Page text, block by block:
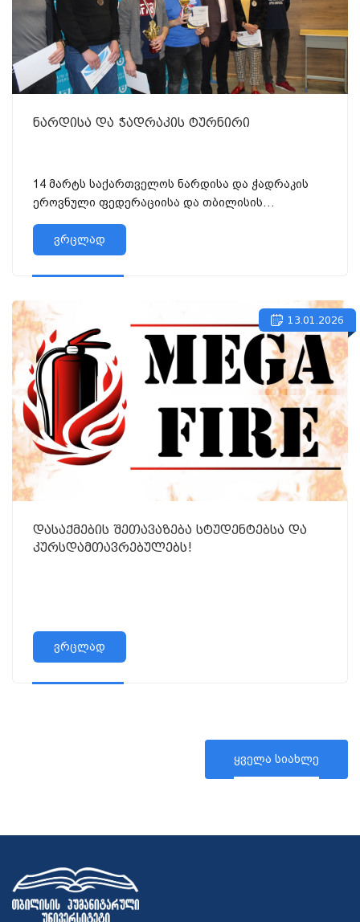
ნარდისა და ჭადრაკის ტურნირი
14 მარტს საქართველოს ნარდისა და ჭადრაკის
ეროვნული ფედერაციისა და თბილისის
უნივერსიტეტის თვითმმართველობის ო...
ვრცლად
13.01.2026
დასაქმების შეთავაზება სტუდენტებსა და
კურსდამთავრებულებს!
ვრცლად
ყველა სიახლე